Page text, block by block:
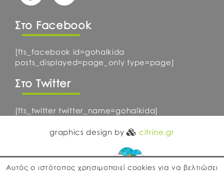
Στο Facebook
[fts_facebook id=gohalkida
posts_displayed=page_only type=page]
Στο Twitter
[fts_twitter twitter_name=gohalkida]
graphics design by citrine.gr
Αυτός ο ιστότοπος χρησιμοποιεί cookies για να βελτιώσει